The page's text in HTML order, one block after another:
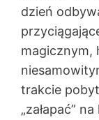
dzień
magicznym,
trakcie
„załapać”